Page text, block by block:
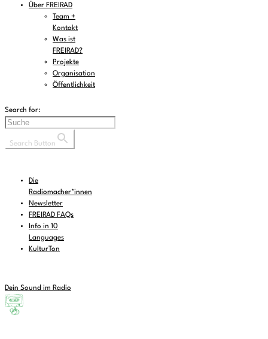
Über FREIRAD
Team +
Kontakt
Was ist
FREIRAD?
Projekte
Organisation
Öffentlichkeit
Search for:
Search Button
Die
Radiomacher*innen
Newsletter
FREIRAD FAQs
Info in 10
Languages
KulturTon
Dein Sound im Radio